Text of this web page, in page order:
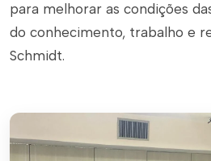
para melhorar as condições
do conhecimento, trabalho e
Schmidt.